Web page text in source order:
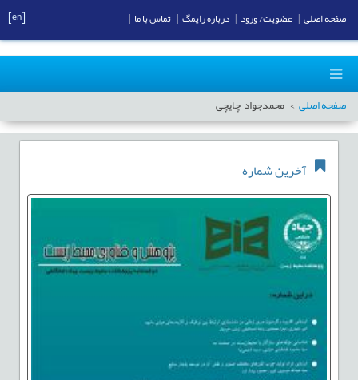
صفحه اصلی محمدجواد چایچی
آخرین شماره
صفحه اصلی عضویت/ ورود درباره رایمگ تماس با ما